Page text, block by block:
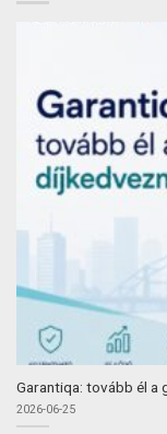
Garantiqa: tovább él a
2026-06-25